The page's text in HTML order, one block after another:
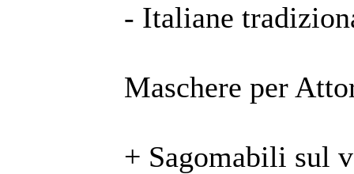
- Italiane
Maschere per
+ Sagomabili sul